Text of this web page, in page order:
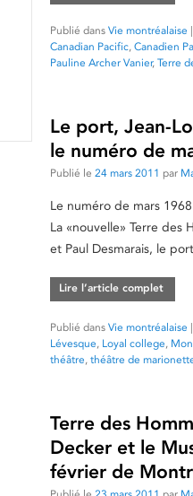
Publié dans Vie montréalaise |
Canadian Pacific, Canadien
Pauline Archer Vanier, Terre
Le port, Jean-
le numéro de
Publié le 24 mars 2011 par
Le numéro de mars
La «nouvelle» Terre des
et Paul Desmarais, le
Lire l’article complet
Publié dans Vie montréalaise |
Lévesque, Loyal college,
théâtre, théâtre de
Terre des
Decker et le
février de